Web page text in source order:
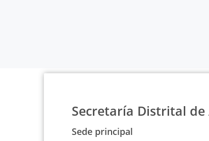
Secretaría Distrital
Sede principal